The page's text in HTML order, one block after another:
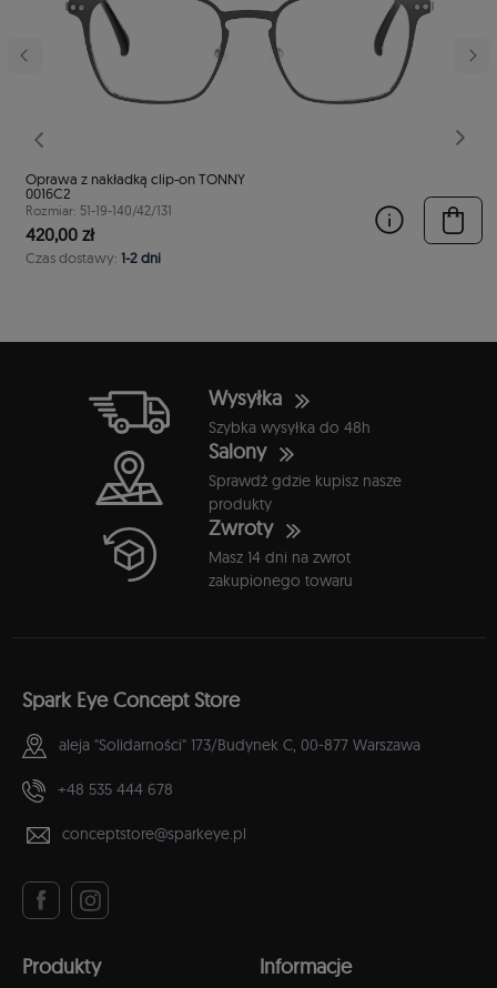
Poprzedni
Oprawa z nakładką clip-on TONNY
0016C2
Rozmiar: 51-19-140/42/131
420,00 zł
Czas dostawy: 1-2 dni
Wysyłka
Szybka wysyłka do 48h
Salony
Sprawdź gdzie kupisz nasze
produkty
Zwroty
Masz 14 dni na zwrot
zakupionego towaru
Spark Eye Concept Store
aleja "Solidarności" 173/Budynek C, 00-877 Warszawa
+48 535 444 678
conceptstore@sparkeye.pl
Produkty Informacje